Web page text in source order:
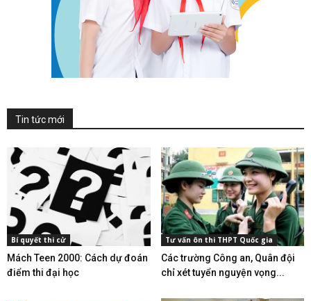
Tin tức mới
Bí quyết thi cử
Mách Teen 2000: Cách dự đoán
điểm thi đại học
Tư vấn ôn thi THPT Quốc gia
Các trường Công an, Quân đội
chỉ xét tuyển nguyện vọng...